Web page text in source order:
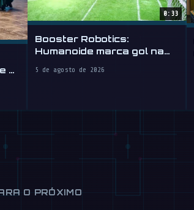
o
0:33
Booster Robotics:
Humanoide marca gol na
5 de agosto de 2026
O PRÓXIMO